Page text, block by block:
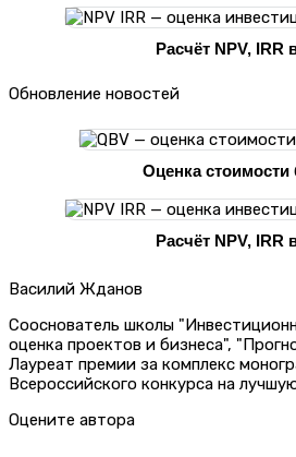
Расчёт NPV, IRR
Обновление новостей
Оценка стоимости
Расчёт NPV, IRR
Василий Жданов
Сооснователь школы
оценка проектов и бизнеса",
Лауреат премии за комплекс
Всероссийского конкурса на
Оцените автора